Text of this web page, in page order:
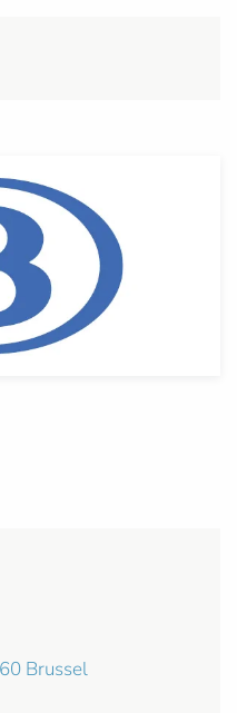
Brussel